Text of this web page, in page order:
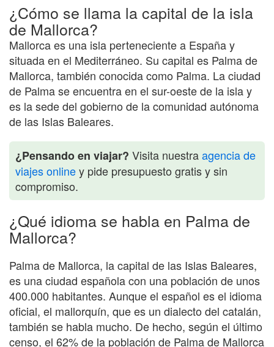
¿Cómo se llama la capital de la isla
de Mallorca?
Mallorca es una isla perteneciente a España y
situada en el Mediterráneo. Su capital es Palma de
Mallorca, también conocida como Palma. La ciudad
de Palma se encuentra en el sur-oeste de la isla y
es la sede del gobierno de la comunidad autónoma
de las Islas Baleares.
¿Pensando en viajar? Visita nuestraagencia de
viajes onliney pide presupuesto gratis y sin
compromiso.
¿Qué idioma se habla en Palma de
Mallorca?
Palma de Mallorca, la capital de las Islas Baleares,
es una ciudad española con una población de unos
400.000 habitantes. Aunque el español es el idioma
oficial, el mallorquín, que es un dialecto del catalán,
también se habla mucho. De hecho, según el último
censo, el 62% de la población de Palma de Mallorca